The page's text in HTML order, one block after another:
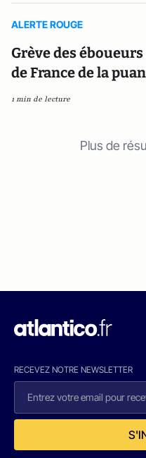
ALERTE ROUGE
Grève des
de France de la
1 min de lecture
Plus de
RECEVEZ NOTRE NEWSLETTER